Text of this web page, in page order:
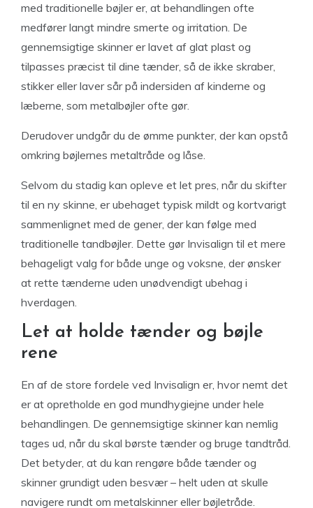
med traditionelle bøjler er, at behandlingen ofte
medfører langt mindre smerte og irritation. De
gennemsigtige skinner er lavet af glat plast og
tilpasses præcist til dine tænder, så de ikke skraber,
stikker eller laver sår på indersiden af kinderne og
læberne, som metalbøjler ofte gør.
Derudover undgår du de ømme punkter, der kan opstå
omkring bøjlernes metaltråde og låse.
Selvom du stadig kan opleve et let pres, når du skifter
til en ny skinne, er ubehaget typisk mildt og kortvarigt
sammenlignet med de gener, der kan følge med
traditionelle tandbøjler. Dette gør Invisalign til et mere
behageligt valg for både unge og voksne, der ønsker
at rette tænderne uden unødvendigt ubehag i
hverdagen.
Let at holde tænder og bøjle
rene
En af de store fordele ved Invisalign er, hvor nemt det
er at opretholde en god mundhygiejne under hele
behandlingen. De gennemsigtige skinner kan nemlig
tages ud, når du skal børste tænder og bruge tandtråd.
Det betyder, at du kan rengøre både tænder og
skinner grundigt uden besvær – helt uden at skulle
navigere rundt om metalskinner eller bøjletråde.